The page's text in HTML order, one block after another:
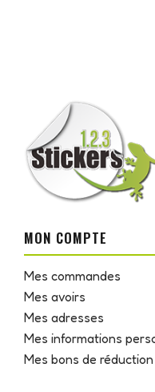
MON COMPTE
Mes commandes
Mes avoirs
Mes adresses
Mes informations
Mes bons de réduction